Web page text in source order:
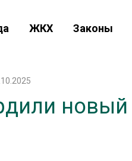
ЖКХ Законы
новый